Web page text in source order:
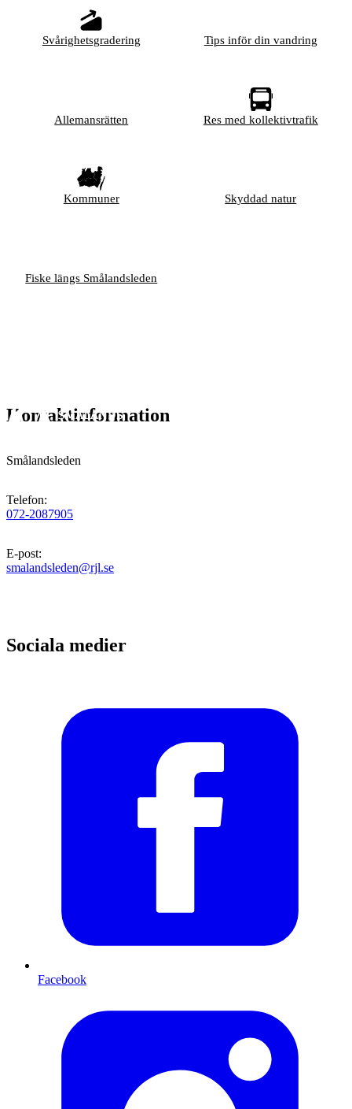
Svårighetsgradering Tips inför din vandring
Allemansrätten Res med kollektivtrafik
Kommuner Skyddad natur
Fiske längs Smålandsleden
Kontaktinformation
Smålandsleden
Telefon:
072-2087905
E-post:
smalandsleden@rjl.se
Sociala medier
Facebook